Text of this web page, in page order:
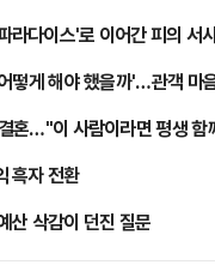
다이스'로 이어간 피의 서
떻게 해야 했을까'…관객 마
혼…"이 사람이라면 평생 함
흑자 전환
산 삭감이 던진 질문